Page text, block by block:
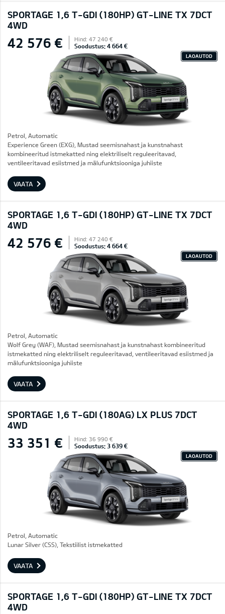
SPORTAGE 1,6 T-GDI (180HP) GT-LINE TX 7DCT
4WD
42 576 € Hind: 47 240 €
Soodustus: 4 664 €
LAOAUTOD
Petrol, Automatic
Experience Green (EXG), Mustad seemisnahast ja kunstnahast
kombineeritud istmekatted ning elektriliselt reguleeritavad,
ventileeritavad esiistmed ja mälufunktsiooniga juhiiste
VAATA
SPORTAGE 1,6 T-GDI (180HP) GT-LINE TX 7DCT
4WD
42 576 € Hind: 47 240 €
Soodustus: 4 664 €
LAOAUTOD
Petrol, Automatic
Wolf Grey (WAF), Mustad seemisnahast ja kunstnahast kombineeritud
istmekatted ning elektriliselt reguleeritavad, ventileeritavad esiistmed ja
mälufunktsiooniga juhiiste
VAATA
SPORTAGE 1,6 T-GDI (180AG) LX PLUS 7DCT
4WD
33 351 € Hind: 36 990 €
Soodustus: 3 639 €
LAOAUTOD
Petrol, Automatic
Lunar Silver (CSS), Tekstiilist istmekatted
VAATA
SPORTAGE 1,6 T-GDI (180HP) GT-LINE TX 7DCT
4WD